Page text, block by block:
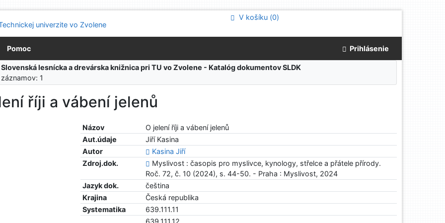
V košíku (0)
Pomoc Prihlásenie
Slovenská lesnícka a drevárska knižnica pri TU vo Zvolene - Katalóg dokumentov SLDK
1
říji a vábení jelenů
Názov
O jelení říji a vábení jelenů
Aut.údaje
Jiří Kasina
Autor
Kasina Jiří
Zdroj.dok.
Myslivost : časopis pro myslivce, kynology, střelce a přátele přírody.
Roč. 72, č. 10 (2024), s. 44-50. - Praha : Myslivost, 2024
Jazyk dok.
čeština
Krajina
Česká republika
Systematika
639.111.11